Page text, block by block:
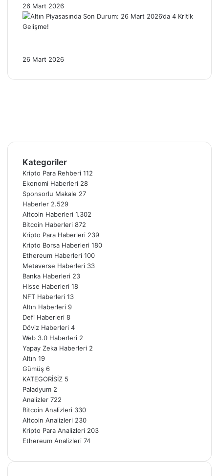
26 Mart 2026
26 Mart 2026
Kategoriler
Kripto Para Rehberi 112
Ekonomi Haberleri 28
Sponsorlu Makale 27
Haberler 2.529
Altcoin Haberleri 1.302
Bitcoin Haberleri 872
Kripto Para Haberleri 239
Kripto Borsa Haberleri 180
Ethereum Haberleri 100
Metaverse Haberleri 33
Banka Haberleri 23
Hisse Haberleri 18
NFT Haberleri 13
Altın Haberleri 9
Defi Haberleri 8
Döviz Haberleri 4
Web 3.0 Haberleri 2
Yapay Zeka Haberleri 2
Altın 19
Gümüş 6
KATEGORİSİZ 5
Paladyum 2
Analizler 722
Bitcoin Analizleri 330
Altcoin Analizleri 230
Kripto Para Analizleri 203
Ethereum Analizleri 74